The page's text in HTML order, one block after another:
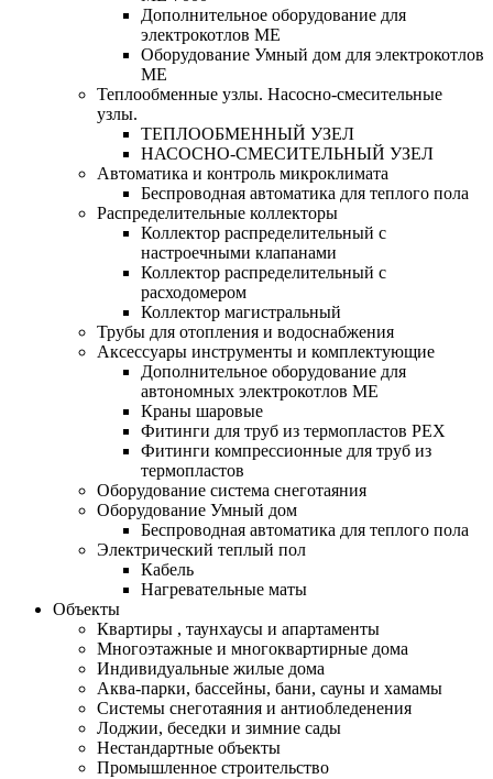
Дополнительное оборудование для
электрокотлов МЕ
Оборудование Умный дом для электрокотлов
МЕ
Теплообменные узлы. Насосно-смесительные
узлы.
ТЕПЛООБМЕННЫЙ УЗЕЛ
НАСОСНО-СМЕСИТЕЛЬНЫЙ УЗЕЛ
Автоматика и контроль микроклимата
Беспроводная автоматика для теплого пола
Распределительные коллекторы
Коллектор распределительный с
настроечными клапанами
Коллектор распределительный с
расходомером
Коллектор магистральный
Трубы для отопления и водоснабжения
Аксессуары инструменты и комплектующие
Дополнительное оборудование для
автономных электрокотлов МЕ
Краны шаровые
Фитинги для труб из термопластов PEX
Фитинги компрессионные для труб из
термопластов
Оборудование система снеготаяния
Оборудование Умный дом
Беспроводная автоматика для теплого пола
Электрический теплый пол
Кабель
Нагревательные маты
Объекты
Квартиры , таунхаусы и апартаменты
Многоэтажные и многоквартирные дома
Индивидуальные жилые дома
Аква-парки, бассейны, бани, сауны и хамамы
Системы снеготаяния и антиобледенения
Лоджии, беседки и зимние сады
Нестандартные объекты
Промышленное строительство